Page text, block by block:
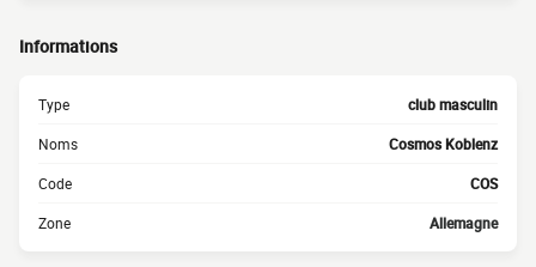
Informations
Type club masculin
Noms Cosmos Koblenz
Code COS
Zone Allemagne